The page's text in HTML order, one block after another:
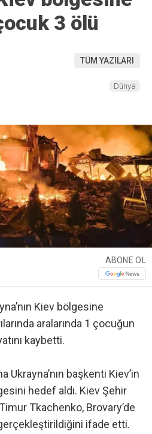
3 ölü
TÜM YAZILARI
Dünya
ABONE OL
Kiev bölgesine
aralarında 1 çocuğun
kaybetti.
Ukrayna’nın başkenti Kiev’in
hedef aldı. Kiev Şehir
Tkachenko, Brovary’de
ifade etti.